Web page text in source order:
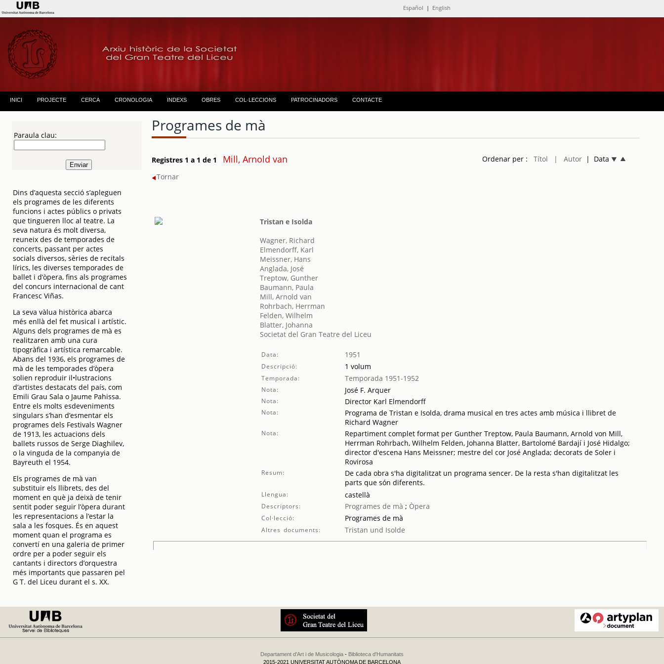
Español | English
INICI PROJECTE CERCA CRONOLOGIA INDEXS OBRES COL·LECCIONS PATROCINADORS CONTACTE
Paraula clau:
Dins d’aquesta secció s’apleguen
els programes de les diferents
funcions i actes públics o privats
que tingueren lloc al teatre. La
seva natura és molt diversa,
reuneix des de temporades de
concerts, passant per actes
socials diversos, sèries de recitals
lírics, les diverses temporades de
ballet i d’òpera, fins als programes
del concurs internacional de cant
Francesc Viñas.
La seva vàlua històrica abarca
més enllà del fet musical i artístic.
Alguns dels programes de mà es
realitzaren amb una cura
tipogràfica i artística remarcable.
Abans del 1936, els programes de
mà de les temporades d’òpera
solien reproduir il•lustracions
d’artistes destacats del país, com
Emili Grau Sala o Jaume Pahissa.
Entre els molts esdeveniments
singulars s’han d’esmentar els
programes dels Festivals Wagner
de 1913, les actuacions dels
ballets russos de Serge Diaghilev,
o la vinguda de la companyia de
Bayreuth el 1954.
Els programes de mà van
substituir els llibrets, des del
moment en què ja deixà de tenir
sentit poder seguir l’òpera durant
les representacions a l’estar la
sala a les fosques. És en aquest
moment quan el programa es
convertí en una galeria de primer
ordre per a poder seguir els
cantants i directors d’orquestra
més importants que passaren pel
G T. del Liceu durant el s. XX.
Programes de mà
Registres 1 a 1 de 1 Mill, Arnold van Ordenar per : Títol | Autor| Data
Tornar
Tristan e Isolda
Wagner, Richard
Elmendorff, Karl
Meissner, Hans
Anglada, José
Treptow, Gunther
Baumann, Paula
Mill, Arnold van
Rohrbach, Herrman
Felden, Wilhelm
Blatter, Johanna
Societat del Gran Teatre del Liceu
Data: 1951
Descripció: 1 volum
Temporada: Temporada 1951-1952
Nota: José F. Arquer
Nota: Director Karl Elmendorff
Nota:
Programa de Tristan e Isolda, drama musical en tres actes amb música i llibret de
Richard Wagner
Nota:
Repartiment complet format per Gunther Treptow, Paula Baumann, Arnold von Mill,
Herrman Rohrbach, Wilhelm Felden, Johanna Blatter, Bartolomé Bardají i José Hidalgo;
director d'escena Hans Meissner; mestre del cor José Anglada; decorats de Soler i
Rovirosa
Resum:
De cada obra s'ha digitalitzat un programa sencer. De la resta s'han digitalitzat les
parts que són diferents.
Llengua: castellà
Descriptors: Programes de mà ; Òpera
Col·lecció: Programes de mà
Altres documents: Tristan und Isolde
Departament d'Art i de Musicologia - Biblioteca d'Humanitats
2015-2021 UNIVERSITAT AUTÒNOMA DE BARCELONA